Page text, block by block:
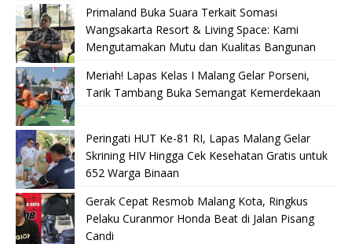
Primaland Buka Suara Terkait Somasi
Wangsakarta Resort & Living Space: Kami
Mengutamakan Mutu dan Kualitas Bangunan
Meriah! Lapas Kelas I Malang Gelar Porseni,
Tarik Tambang Buka Semangat Kemerdekaan
Peringati HUT Ke-81 RI, Lapas Malang Gelar
Skrining HIV Hingga Cek Kesehatan Gratis untuk
652 Warga Binaan
Gerak Cepat Resmob Malang Kota, Ringkus
Pelaku Curanmor Honda Beat di Jalan Pisang
Candi